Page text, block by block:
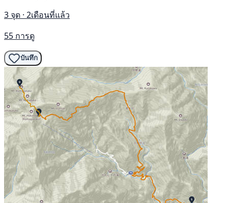
3 จุด · 2เดือนที่แล้ว
55 การดู
บันทึก